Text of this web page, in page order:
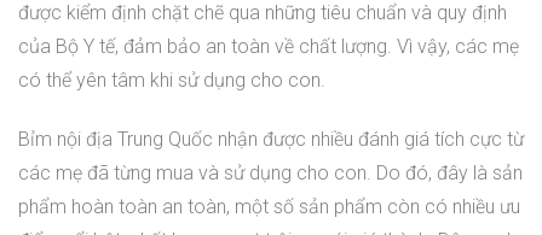
được kiểm định chặt chẽ qua những tiêu chuẩn và quy định
của Bộ Y tế, đảm bảo an toàn về chất lượng. Vì vậy, các mẹ
có thể yên tâm khi sử dụng cho con.
Bỉm nội địa Trung Quốc nhận được nhiều đánh giá tích cực từ
các mẹ đã từng mua và sử dụng cho con. Do đó, đây là sản
phẩm hoàn toàn an toàn, một số sản phẩm còn có nhiều ưu